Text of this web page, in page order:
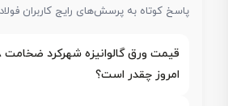
پاسخ کوتاه به پرسش‌های رایج کاربران
امروز چقدر است؟